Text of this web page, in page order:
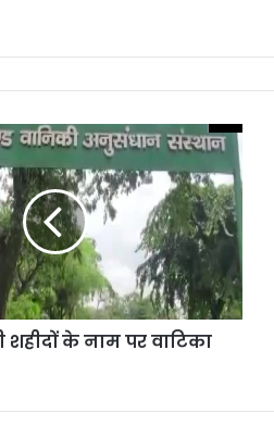
शहीदों के नाम पर वाटिका